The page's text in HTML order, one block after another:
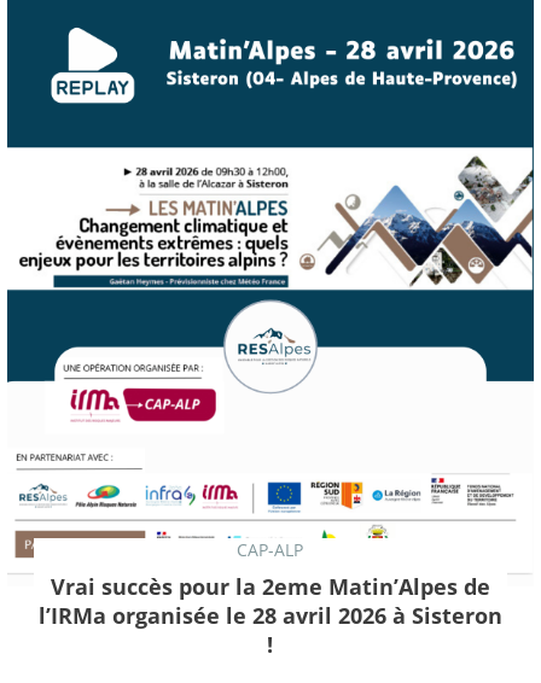
CAP-ALP
Vrai succès pour la 2eme Matin’Alpes de
l’IRMa organisée le 28 avril 2026 à Sisteron
!